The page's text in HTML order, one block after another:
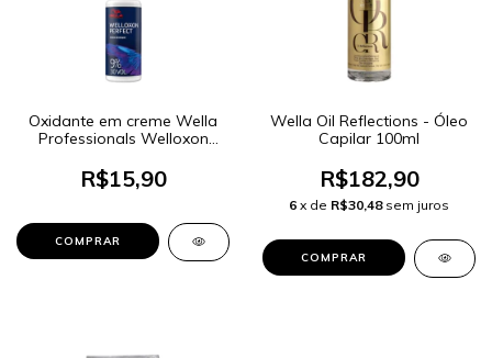
Oxidante em creme Wella
Professionals Welloxon
60ml
R$15,90
Wella Oil Reflections - Óleo
Capilar 100ml
R$182,90
6 x de R$30,48 sem juros